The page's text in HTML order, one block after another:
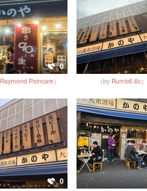
0
Raymond Poincare） （by Rumic6.6c）
0